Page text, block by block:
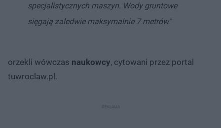
specjalistycznych maszyn. Wody gruntowe
sięgają zaledwie maksymalnie 7 metrów"
orzekli wówczas naukowcy, cytowani przez portal
tuwroclaw.pl.